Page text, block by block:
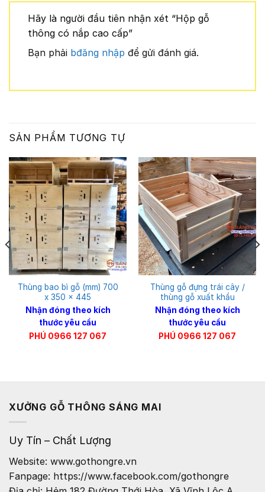
Hãy là người đầu tiên nhận xét “Hộp gỗ
thông có nắp cao cấp”
Bạn phải bđăng nhập để gửi đánh giá.
SẢN PHẨM TƯƠNG TỰ
Thùng bao bì gỗ (mm) 700
x 350 x 445
Nhận đóng theo kích
thước yêu cầu
PHÚ 0966 127 067
Thùng gỗ đựng trái cây /
thùng gỗ xuất khẩu
Nhận đóng theo kích
thước yêu cầu
PHÚ 0966 127 067
XƯỞNG GỖ THÔNG SÁNG MAI
Uy Tín – Chất Lượng
Website: www.gothongre.vn
Fanpage: https://www.facebook.com/gothongre